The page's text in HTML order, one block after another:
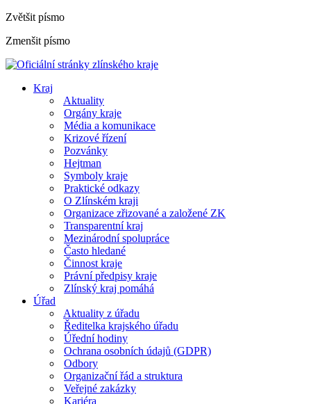
Zvětšit písmo
Zmenšit písmo
Kraj
Aktuality
Orgány kraje
Média a komunikace
Krizové řízení
Pozvánky
Hejtman
Symboly kraje
Praktické odkazy
O Zlínském kraji
Organizace zřizované a založené ZK
Transparentní kraj
Mezinárodní spolupráce
Často hledané
Činnost kraje
Právní předpisy kraje
Zlínský kraj pomáhá
Úřad
Aktuality z úřadu
Ředitelka krajského úřadu
Úřední hodiny
Ochrana osobních údajů (GDPR)
Odbory
Organizační řád a struktura
Veřejné zakázky
Kariéra